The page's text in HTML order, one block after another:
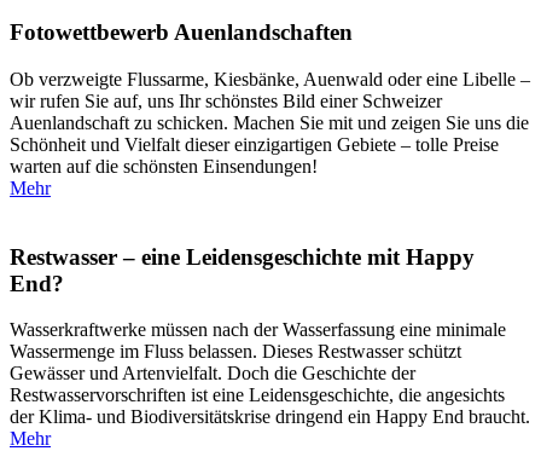
Fotowettbewerb Auenlandschaften
Ob verzweigte Flussarme, Kiesbänke, Auenwald oder eine Libelle –
wir rufen Sie auf, uns Ihr schönstes Bild einer Schweizer
Auenlandschaft zu schicken. Machen Sie mit und zeigen Sie uns die
Schönheit und Vielfalt dieser einzigartigen Gebiete – tolle Preise
warten auf die schönsten Einsendungen!
Mehr
Restwasser – eine Leidensgeschichte mit Happy
End?
Wasserkraftwerke müssen nach der Wasserfassung eine minimale
Wassermenge im Fluss belassen. Dieses Restwasser schützt
Gewässer und Artenvielfalt. Doch die Geschichte der
Restwasservorschriften ist eine Leidensgeschichte, die angesichts
der Klima- und Biodiversitätskrise dringend ein Happy End braucht.
Mehr